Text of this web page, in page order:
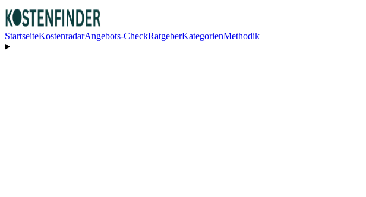
StartseiteKostenradarAngebots-CheckRatgeberKategorienMethodik